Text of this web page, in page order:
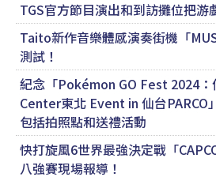
TGS官方節目演出和到訪攤位把游
Taito新作音樂體感演奏街機「
測試！
紀念「Pokémon GO Fest 2024
Center東北 Event in 仙台PARCO
包括拍照點和送禮活動
快打旋風6世界最強決定戰「
八強賽現場報導！